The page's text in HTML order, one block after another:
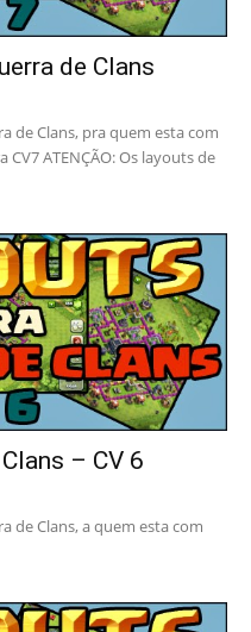
de Clans
de Clans, pra quem esta com
ATENÇÃO: Os layouts de
– CV 6
de Clans, a quem esta com